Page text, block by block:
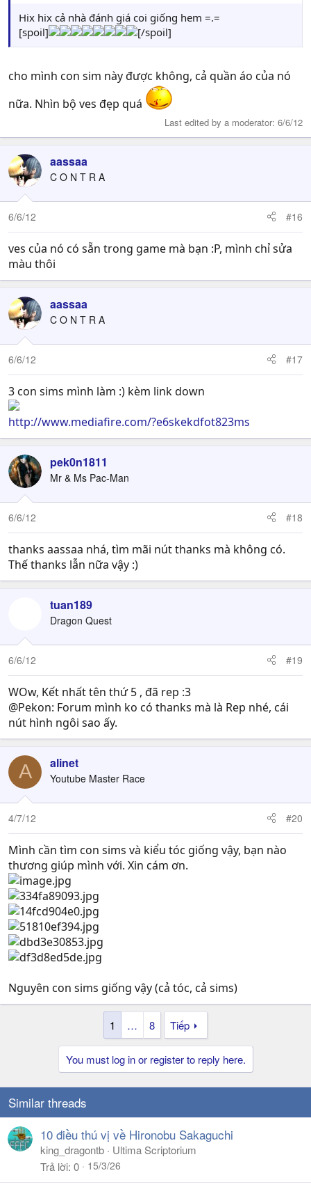
Hix hix cả nhà đánh giá coi giống hem =.=
[spoil]
[/spoil]
cho mình con sim này được không, cả quần áo của nó
nữa. Nhìn bộ ves đẹp quá
Last edited by a moderator: 6/6/12
aassaa
C O N T R A
6/6/12 #16
ves của nó có sẵn trong game mà bạn :P, mình chỉ sửa
màu thôi
aassaa
C O N T R A
6/6/12 #17
3 con sims mình làm :) kèm link down
http://www.mediafire.com/?e6skekdfot823ms
pek0n1811
Mr & Ms Pac-Man
6/6/12 #18
thanks aassaa nhá, tìm mãi nút thanks mà không có.
Thế thanks lẫn nữa vậy :)
tuan189
Dragon Quest
6/6/12 #19
WOw, Kết nhất tên thứ 5 , đã rep :3
@Pekon: Forum mình ko có thanks mà là Rep nhé, cái
nút hình ngôi sao ấy.
A alinet
Youtube Master Race
4/7/12 #20
Mình cần tìm con sims và kiểu tóc giống vậy, bạn nào
thương giúp mình với. Xin cám ơn.
Nguyên con sims giống vậy (cả tóc, cả sims)
1 … 8 Tiếp
You must log in or register to reply here.
Similar threads
10 điều thú vị về Hironobu Sakaguchi
king_dragontb
Ultima Scriptorium
Trả lời 0 15/3/26